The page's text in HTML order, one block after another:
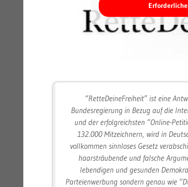
“RetteDeineFreiheit” ist eine
Bundesregierung in Bezug auf die
und der erfolgreichsten “Online-
132.000 Mitzeichnern, wird in
vollkommen sinnloses Gesetz
haarsträubende und falsche
lebendigen und gesunden
Parteienwerbung sondern genau wie